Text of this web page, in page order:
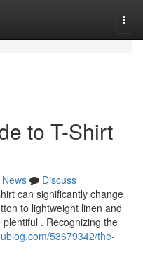
to T-Shirt
News
Discuss
can significantly change
to lightweight linen and
. Recognizing the
53679342/the-